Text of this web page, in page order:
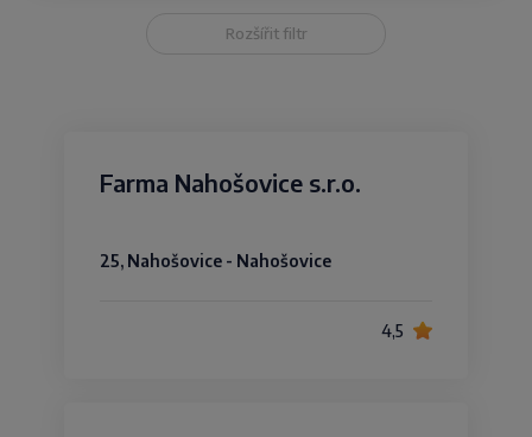
Rozšířit filtr
Farma Nahošovice s.r.o.
25, Nahošovice - Nahošovice
4,5